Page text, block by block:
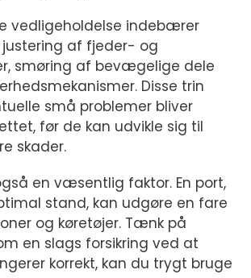
vedligeholdelse indebærer
justering af fjeder- og
smøring af bevægelige dele
Disse trin
små problemer bliver
før de kan udvikle sig til
skader.
en væsentlig faktor. En port,
stand, kan udgøre en fare
og køretøjer. Tænk på
en slags forsikring ved at
korrekt, kan du trygt bruge